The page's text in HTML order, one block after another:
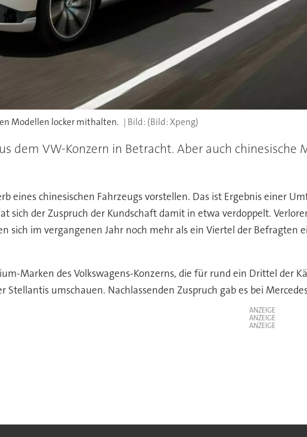
Modellen locker mithalten. (Bild: Xpeng)
dem VW-Konzern in Betracht. Aber auch chinesische
eines chinesischen Fahrzeugs vorstellen. Das ist Ergebnis einer
sich der Zuspruch der Kundschaft damit in etwa verdoppelt.
sich im vergangenen Jahr noch mehr als ein Viertel der Befragten
Marken des Volkswagens-Konzerns, die für rund ein Drittel der
umschauen. Nachlassenden Zuspruch gab es bei
ANZEIGE
ANZEIGE
ANZEIGE